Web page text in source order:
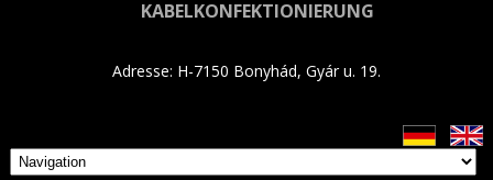
KABELKONFEKTIONIERUNG
Adresse: H-7150 Bonyhád, Gyár u. 19.